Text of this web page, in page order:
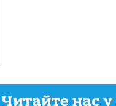
Читайте нас